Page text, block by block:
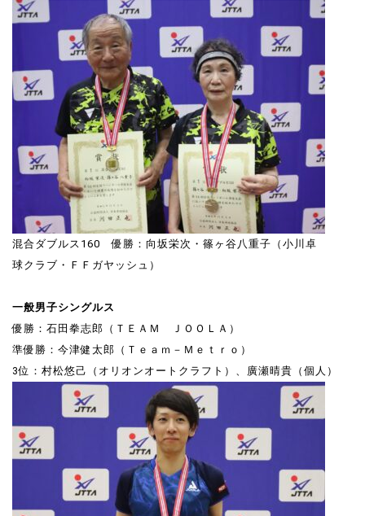
混合ダブルス160 優勝：向坂栄次・篠ヶ谷八重子（小川卓
球クラブ・ＦＦガヤッシュ）
一般男子シングルス
優勝：石田拳志郎（ＴＥＡＭ ＪＯＯＬＡ）
準優勝：今津健太郎（Ｔｅａｍ－Ｍｅｔｒｏ）
3位：村松悠己（オリオンオートクラフト）、廣瀬晴貴（個人）